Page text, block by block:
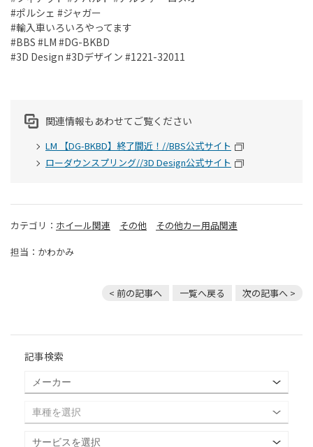
#ポルシェ #ジャガー
#輸入車いろいろやってます
#BBS #LM #DG-BKBD
#3D Design #3Dデザイン #1221-32011
関連情報もあわせてご覧ください
LM 【DG-BKBD】終了間近！//BBS公式サイト
ローダウンスプリング//3D Design公式サイト
カテゴリ： ホイール関連 その他
その他カー用品関連
担当：かわかみ
< 前の記事へ 一覧へ戻る 次の記事へ >
記事検索